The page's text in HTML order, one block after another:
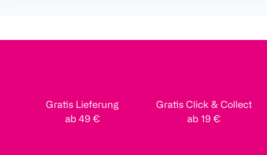
Gratis Lieferung
ab 49 €
Gratis Click & Collect
ab 19 €